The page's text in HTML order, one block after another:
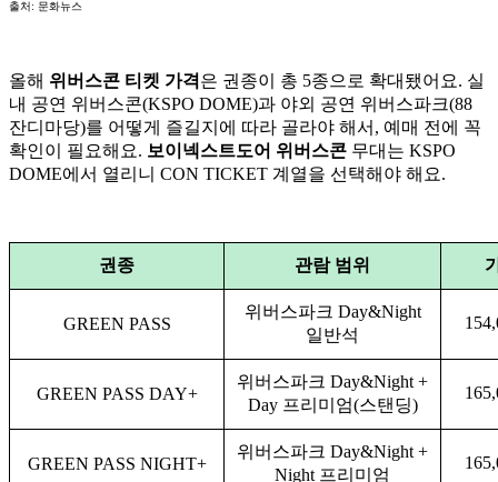
출처: 문화뉴스
올해 위버스콘 티켓 가격은 권종이 총 5종으로 확대됐어요. 실
내 공연 위버스콘(KSPO DOME)과 야외 공연 위버스파크(88
잔디마당)를 어떻게 즐길지에 따라 골라야 해서, 예매 전에 꼭
확인이 필요해요. 보이넥스트도어 위버스콘 무대는 KSPO
DOME에서 열리니 CON TICKET 계열을 선택해야 해요.
권종 관람 범위
GREEN PASS
위버스파크 Day&Night
일반석
GREEN PASS DAY+
위버스파크 Day&Night +
Day 프리미엄(스탠딩)
GREEN PASS NIGHT+
위버스파크 Day&Night +
Night 프리미엄